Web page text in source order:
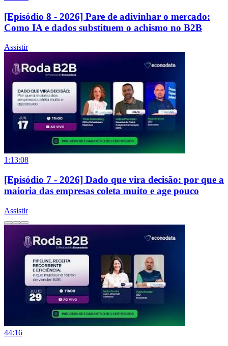
[Episódio 8 - 2026] Pare de adivinhar o mercado:
Como IA e dados substituem o achismo no B2B
Assistir
1:13:08
[Episódio 7 - 2026] Dado que vira decisão: por que a
maioria das empresas coleta muito e age pouco
Assistir
44:16